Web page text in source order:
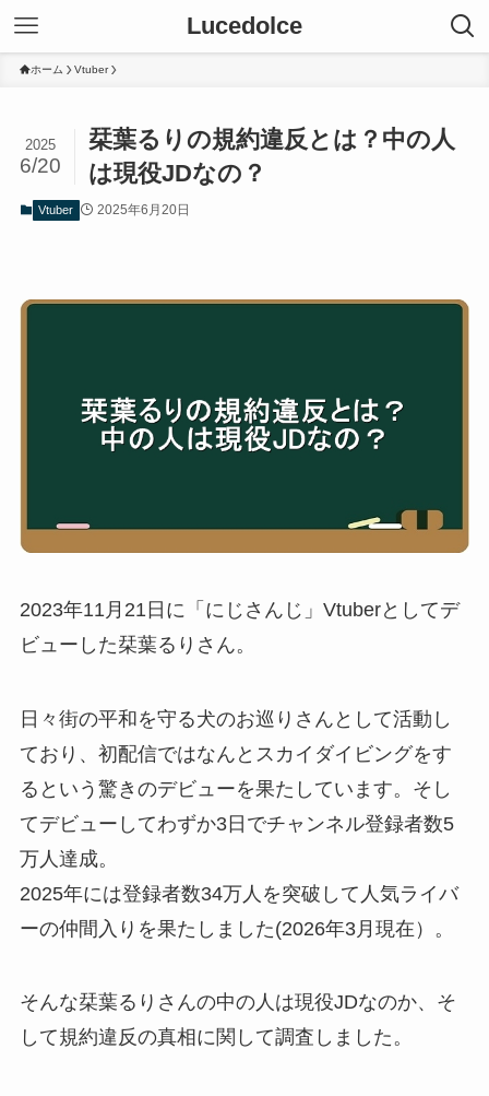
Lucedolce
ホーム Vtuber
栞葉るりの規約違反とは？中の人
は現役JDなの？
2025
6/20
Vtuber 2025年6月20日
2023年11月21日に「にじさんじ」Vtuberとしてデ
ビューした栞葉るりさん。
日々街の平和を守る犬のお巡りさんとして活動し
ており、初配信ではなんとスカイダイビングをす
るという驚きのデビューを果たしています。そし
てデビューしてわずか3日でチャンネル登録者数5
万人達成。
2025年には登録者数34万人を突破して人気ライバ
ーの仲間入りを果たしました(2026年3月現在）。
そんな栞葉るりさんの中の人は現役JDなのか、そ
して規約違反の真相に関して調査しました。